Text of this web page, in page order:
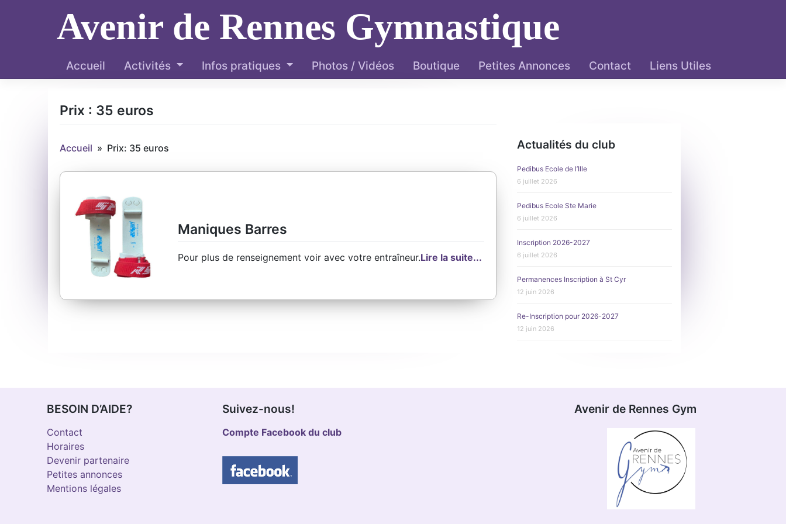
Avenir de Rennes Gymnastique
Accueil Activités Infos pratiques Photos / Vidéos Boutique Petites Annonces Contact Liens Utiles
Prix : 35 euros
Accueil » Prix: 35 euros
Maniques Barres
Pour plus de renseignement voir avec votre entraîneur.Lire la suite...
Actualités du club
Pedibus Ecole de l’Ille
6 juillet 2026
Pedibus Ecole Ste Marie
6 juillet 2026
Inscription 2026-2027
6 juillet 2026
Permanences Inscription à St Cyr
12 juin 2026
Re-Inscription pour 2026-2027
12 juin 2026
BESOIN D’AIDE?
Contact
Horaires
Devenir partenaire
Petites annonces
Mentions légales
Suivez-nous!
Compte Facebook du club
Avenir de Rennes Gym